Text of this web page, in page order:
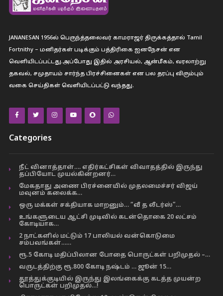
JANANESAN 1956ல் பெருந்த்தலைவர் காமராஜர் திருக்கத்தால் Tamil
Fortnithy – மனிதர்கள் படிக்கும் பத்திரிகை ஐனநேசன் என
வெளியிடப்பட்டது.அப்போது இதில் அரசியல், ஆன்மீகம், வரலாற்று
தகவல், சமுதாயம் சார்ந்த பிரச்சினைகள் என பல தரப்பு விரும்பும்
வகை செய்திகள் வெளியிடப்பட்டு வந்தது.
Categories
நீட் வினாத்தாள்…. எதிர்கட்சிகள் விவாதத்தில் இருந்து
தப்பியோட முயல்கின்றனர்…
மேகதாது அணை பிரச்னையில் முதலமைச்சர் விஜய்
மவுனம் கலைக்க…
ஒரு மக்கள் சக்தியாக மாறனும்… “வீ த லீடர்ஸ்”…
உங்களுடைய ஆட்சி முடிவில் கடன்தொகை 20 லட்சம்
கோடியாக…
2 நாட்களில் மட்டும் 17 பாலியல் வன்கொடுமை
சம்பவங்கள்……
ரூ.5 கோடி மதிப்பிலான போதை பொருட்கள் பறிமுதல் –…
வருடத்திற்கு ரூ.800 கோடி நஷ்டம் … ஜூன் 15…
தூத்துக்குடியில் இருந்து இலங்கைக்கு கடத்த முயன்ற
பொருட்கள் பறிமுதல்…!